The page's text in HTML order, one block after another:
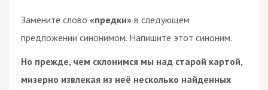
Замените слово «предки» в следующем
предложении синонимом. Напишите этот синоним.
Но прежде, чем склонимся мы над старой картой,
мизерно извлекая из неё несколько найденных